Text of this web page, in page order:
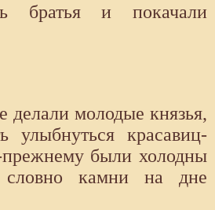
братья и покачали
делали молодые князья,
улыбнуться красавиц-
были холодны
камни на дне